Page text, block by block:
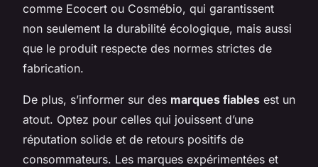
comme Ecocert ou Cosmébio, qui garantissent
non seulement la durabilité écologique, mais aussi
que le produit respecte des normes strictes de
fabrication.
De plus, s’informer sur des marques fiables est un
atout. Optez pour celles qui jouissent d’une
réputation solide et de retours positifs de
consommateurs. Les marques expérimentées et